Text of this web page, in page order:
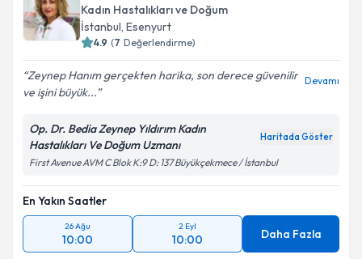
Kadın Hastalıkları ve Doğum
İstanbul, Esenyurt
4.9 (7 Değerlendirme)
Zeynep Hanım gerçekten harika, son derece güvenilir
ve işini büyük...
Devamı
Op. Dr. Bedia Zeynep Yıldırım Kadın
Hastalıkları Ve Doğum Uzmanı
Haritada Göster
First Avenue AVM C Blok K:9 D: 137 Büyükçekmece / İstanbul
En Yakın Saatler
26 Ağu
10:00
2 Eyl
10:00 Daha Fazla